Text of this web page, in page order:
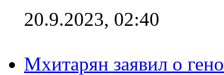
20.9.2023, 02:40
Мхитарян заявил о